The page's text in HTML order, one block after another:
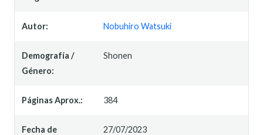
Autor: Nobuhiro Watsuki
Demografía /
Género:
Shonen
Páginas Aprox.: 384
Fecha de
27/07/2023